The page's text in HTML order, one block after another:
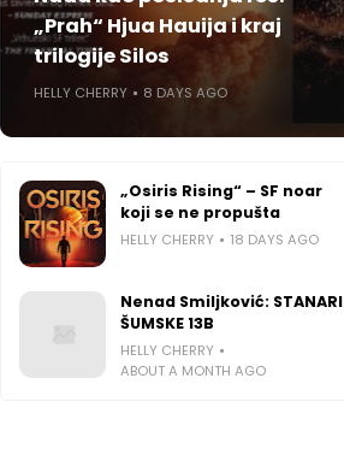
„Prah“ Hjua Hauija i kraj
trilogije Silos
HELLY CHERRY 8 DAYS AGO
„Osiris Rising“ – SF noar
koji se ne propušta
HELLY CHERRY 18 DAYS AGO
Nenad Smiljković: STANARI
ŠUMSKE 13B
HELLY CHERRY
ABOUT A MONTH AGO